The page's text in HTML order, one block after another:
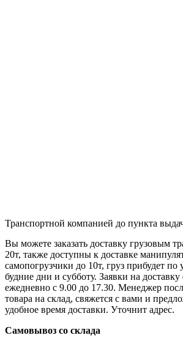
Транспортной компанией до пункта
Вы можете заказать доставку грузовым
20т, также доступны к доставке
самопогрузчики до 10т, груз прибудет по
будние дни и субботу. Заявки на
ежедневно с 9.00 до 17.30. Менеджер
товара на склад, свяжется с вами и
удобное время доставки. Уточнит адрес.
Самовывоз со склада